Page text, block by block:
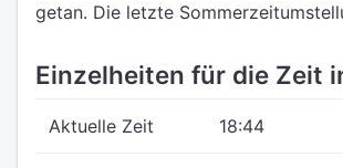
getan. Die letzte
Einzelheiten für die Zeit
Aktuelle Zeit 18:44